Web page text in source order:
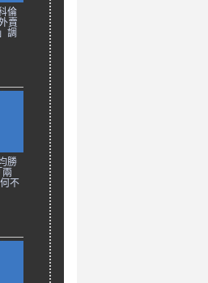
倫
賣
調
勝
不